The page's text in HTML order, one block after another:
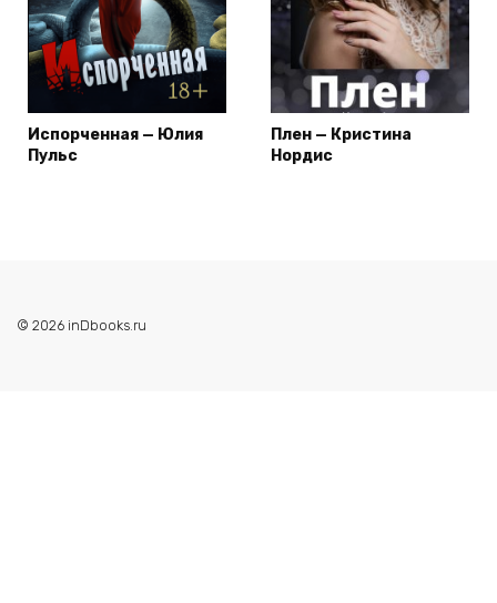
Испорченная — Юлия
Пульс
Плен — Кристина
Нордис
© 2026 inDbooks.ru